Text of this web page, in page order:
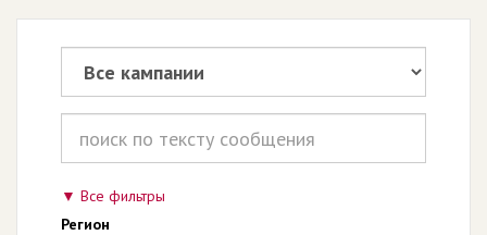
Все фильтры
Регион